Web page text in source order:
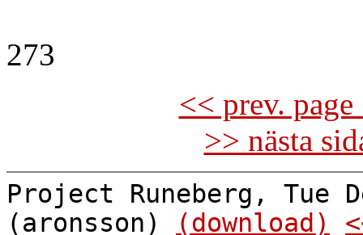
273
<< prev.
>> nästa
Project Runeberg, Tue
(aronsson)
(download)